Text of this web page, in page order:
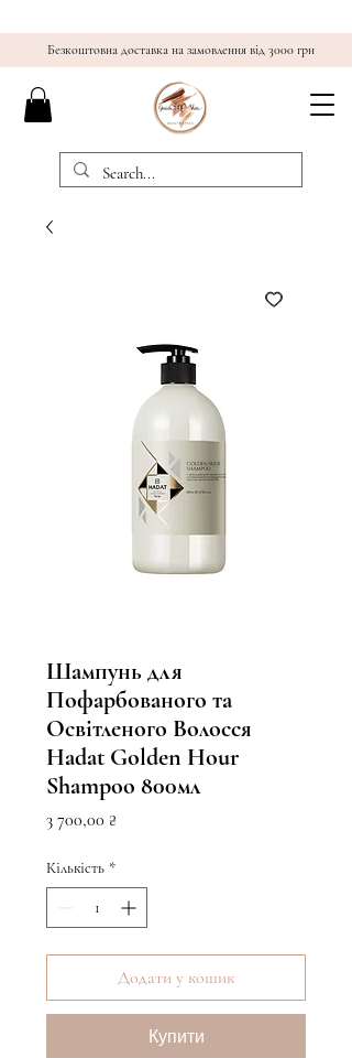
Безкоштовна доставка на замовлення від 3000 грн
Шампунь для
Пофарбованого та
Освітленого Волосся
Hadat Golden Hour
Shampoo 800мл
3 700,00 ₴
Кількість *
Додати у кошик
Купити